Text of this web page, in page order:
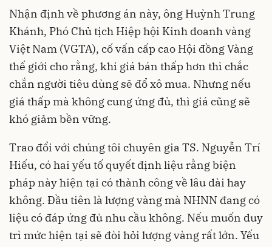
Nhận định về phương án này, ông Huỳnh Trung
Khánh, Phó Chủ tịch Hiệp hội Kinh doanh vàng
Việt Nam (VGTA), cố vấn cấp cao Hội đồng Vàng
thế giới cho rằng, khi giá bán thấp hơn thì chắc
chắn người tiêu dùng sẽ đổ xô mua. Nhưng nếu
giá thấp mà không cung ứng đủ, thì giá cũng sẽ
khó giảm bền vững.
Trao đổi với chúng tôi chuyên gia TS. Nguyễn Trí
Hiếu, có hai yếu tố quyết định liệu rằng biện
pháp này hiện tại có thành công về lâu dài hay
không. Đầu tiên là lượng vàng mà NHNN đang có
liệu có đáp ứng đủ nhu cầu không. Nếu muốn duy
trì mức hiện tại sẽ đòi hỏi lượng vàng rất lớn. Yếu